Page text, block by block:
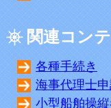
関連コン
各種手続き
海事代理士
小型船舶操